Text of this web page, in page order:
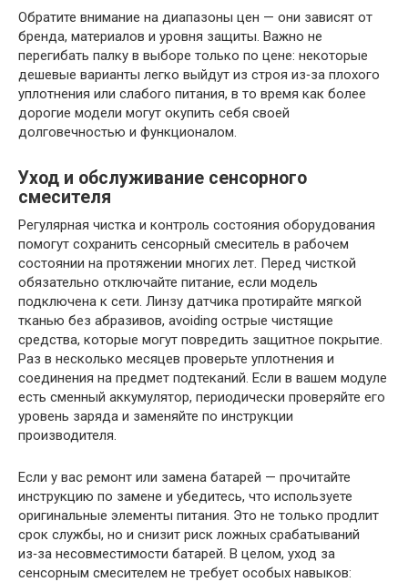
Обратите внимание на диапазоны цен — они зависят от
бренда, материалов и уровня защиты. Важно не
перегибать палку в выборе только по цене: некоторые
дешевые варианты легко выйдут из строя из‑за плохого
уплотнения или слабого питания, в то время как более
дорогие модели могут окупить себя своей
долговечностью и функционалом.
Уход и обслуживание сенсорного
смесителя
Регулярная чистка и контроль состояния оборудования
помогут сохранить сенсорный смеситель в рабочем
состоянии на протяжении многих лет. Перед чисткой
обязательно отключайте питание, если модель
подключена к сети. Линзу датчика протирайте мягкой
тканью без абразивов, avoiding острые чистящие
средства, которые могут повредить защитное покрытие.
Раз в несколько месяцев проверьте уплотнения и
соединения на предмет подтеканий. Если в вашем модуле
есть сменный аккумулятор, периодически проверяйте его
уровень заряда и заменяйте по инструкции
производителя.
Если у вас ремонт или замена батарей — прочитайте
инструкцию по замене и убедитесь, что используете
оригинальные элементы питания. Это не только продлит
срок службы, но и снизит риск ложных срабатываний
из‑за несовместимости батарей. В целом, уход за
сенсорным смесителем не требует особых навыков: